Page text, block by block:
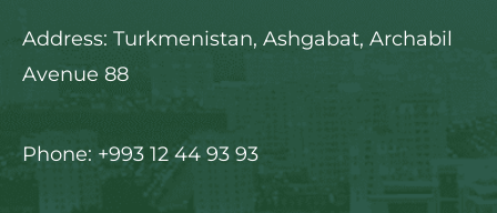
Address: Turkmenistan, Ashgabat, Archabil
Avenue 88
Phone: +993 12 44 93 93